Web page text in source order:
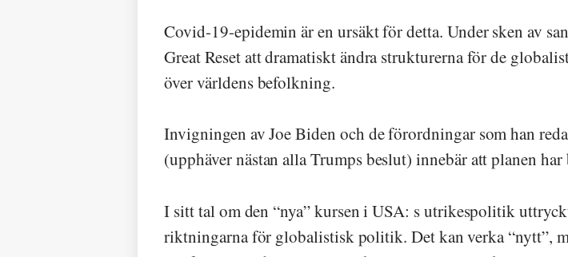
Covid-19-epidemin är en ursäkt för detta. Under sken av
Great Reset att dramatiskt ändra strukturerna för de
över världens befolkning.
Invigningen av Joe Biden och de förordningar som han
(upphäver nästan alla Trumps beslut) innebär att planen
I sitt tal om den “nya” kursen i USA: s utrikespolitik
riktningarna för globalistisk politik. Det kan verka “nytt”,